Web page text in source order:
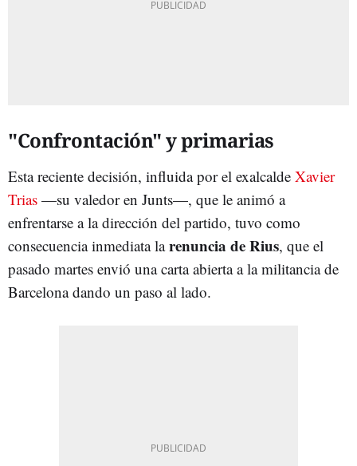
"Confrontación" y primarias
Esta reciente decisión, influida por el exalcalde Xavier
Trias —su valedor en Junts—, que le animó a
enfrentarse a la dirección del partido, tuvo como
consecuencia inmediata larenuncia de Rius, que el
pasado martes envió una carta abierta a la militancia de
Barcelona dando un paso al lado.